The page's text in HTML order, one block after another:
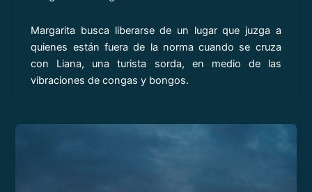
Margarita busca liberarse de un lugar que juzga a
quienes están fuera de la norma cuando se cruza
con Liana, una turista sorda, en medio de las
vibraciones de congas y bongos.